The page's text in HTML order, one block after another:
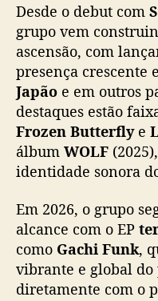
Desde o debut com
grupo vem
ascensão, com
presença crescente
Japão e em outros
destaques estão
Frozen Butterflye
álbum WOLF
identidade sonora
Em 2026, o grupo
alcance com o EP
como Gachi Funk,
vibrante e global do
diretamente com o